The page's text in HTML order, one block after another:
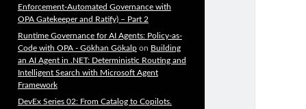
Enforcement-Automated Governance with
OPA Gatekeeper and Ratify) – Part 2
Runtime Governance for AI Agents: Policy-as-
Code with OPA - Gökhan Gökalpon Building
an AI Agent in .NET: Deterministic Routing and
Intelligent Search with Microsoft Agent
Framework
DevEx Series 02: From Catalog to Copilots.